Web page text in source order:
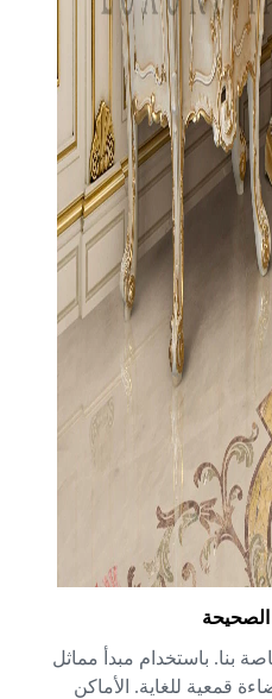
باستخدام مبدأ مماثل
قمعية للغاية. الأماكن